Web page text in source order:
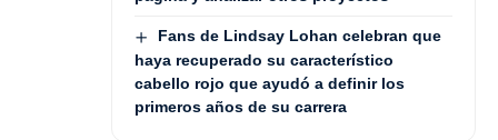
Fans de Lindsay Lohan celebran que
haya recuperado su característico
cabello rojo que ayudó a definir los
primeros años de su carrera